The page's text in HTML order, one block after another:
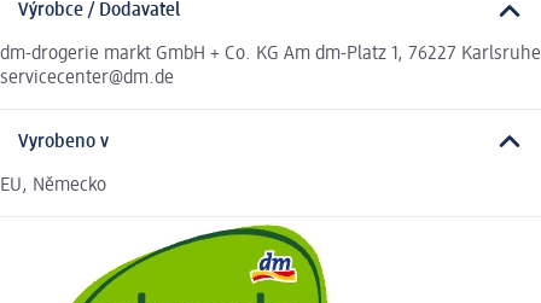
Výrobce / Dodavatel
dm-drogerie markt GmbH + Co. KG Am dm-Platz 1, 76227 Karlsruhe
servicecenter@dm.de
Vyrobeno v
EU, Německo